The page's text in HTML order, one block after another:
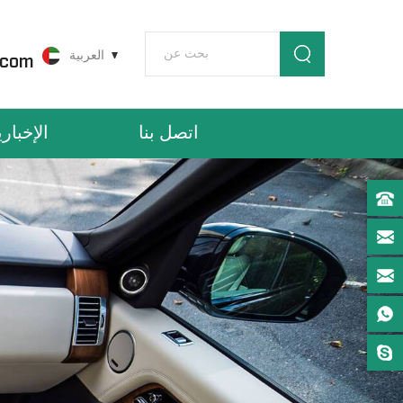
العربية
اتصل بنا